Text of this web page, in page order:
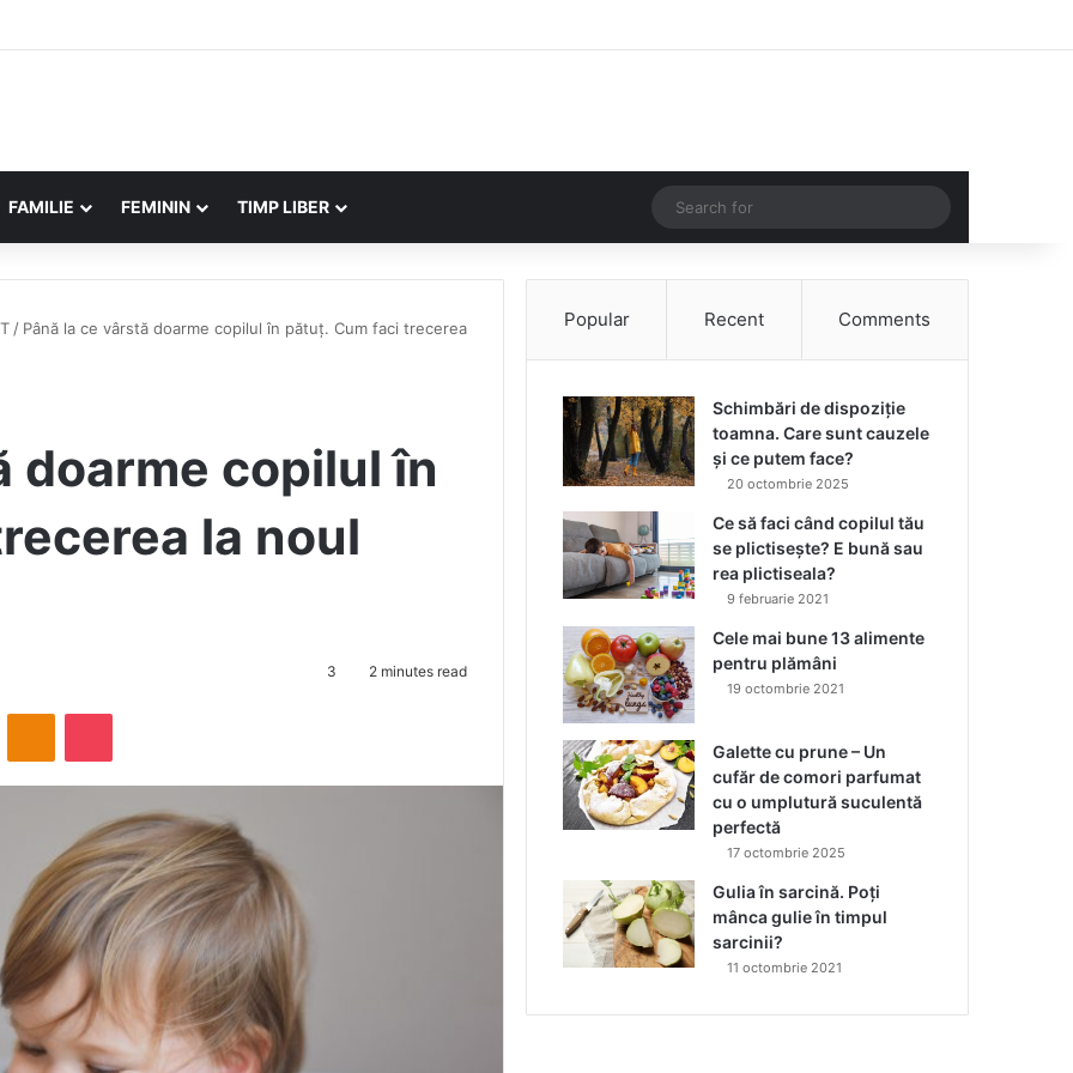
FAMILIE FEMININ TIMP LIBER Random Article
for
/ Până la ce vârstă doarme copilul în pătuț. Cum faci trecerea
doarme copilul în
la noul
3 2 minutes read
Popular Recent Comments
Schimbări de dispoziție
toamna. Care sunt cauzele
și ce putem face?
20 octombrie 2025
Ce să faci când copilul tău
se plictisește? E bună sau
rea plictiseala?
9 februarie 2021
Cele mai bune 13 alimente
pentru plămâni
19 octombrie 2021
Galette cu prune – Un
cufăr de comori parfumat
cu o umplutură suculentă
perfectă
17 octombrie 2025
Gulia în sarcină. Poți
mânca gulie în timpul
sarcinii?
11 octombrie 2021